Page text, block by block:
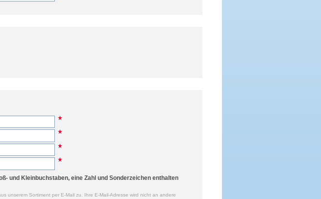
und Kleinbuchstaben, eine Zahl und Sonderzeichen enthalten
unserem Sortiment per E-Mail zu. Ihre E-Mail-Adresse wird nicht an andere